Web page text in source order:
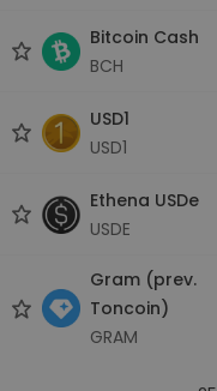
Bitcoin Cash
BCH
USD1
USD1
Ethena USDe
USDE
Gram (prev.
Toncoin)
GRAM